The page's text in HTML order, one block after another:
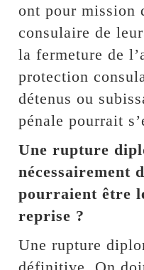
ont pour mission
consulaire de
la fermeture de
protection
détenus ou
pénale pourrait
Une rupture
nécessairement
pourraient être
reprise ?
Une rupture